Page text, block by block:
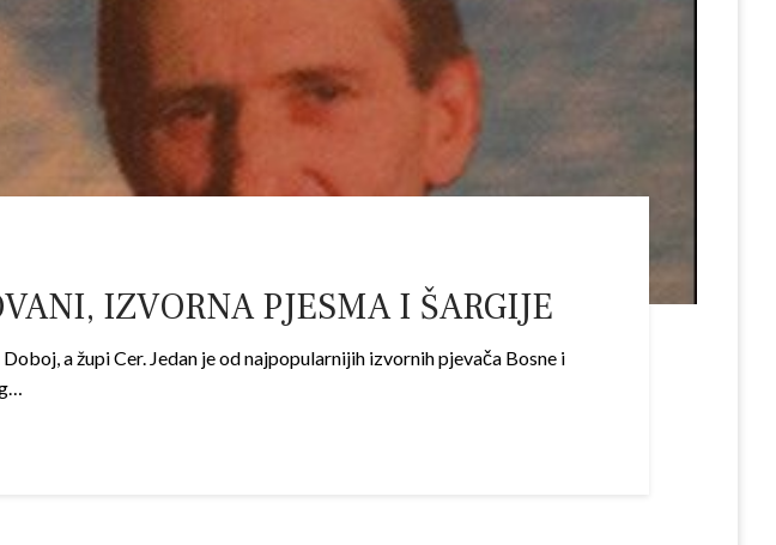
IZVORNA PJESMA I ŠARGIJE
a župi Cer. Jedan je od najpopularnijih izvornih pjevača Bosne i